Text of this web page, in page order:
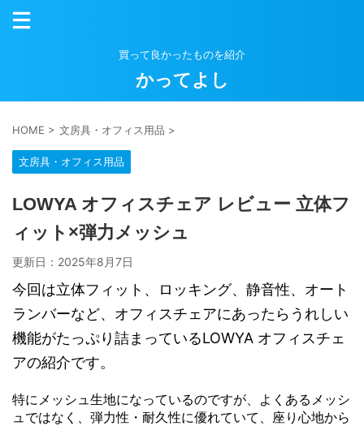
買って良かったものを紹介
かってよし
HOME > 文房具・オフィス用品 >
文房具・オフィス用品
LOWYA オフィスチェア レビュー 立体フ
ィット×弾力メッシュ
更新日： 2025年8月7日
今回は立体フィット、ロッキング、静音性、オート
ランバーなど、オフィスチェアにあったらうれしい
機能がたっぷり詰まっているLOWYA オフィスチェ
アの紹介です。
特にメッシュ生地になっているのですが、よくあるメッシ
ュではなく、弾力性・耐久性に優れていて、座り心地から